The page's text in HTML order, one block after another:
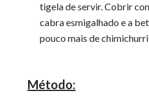
tigela de servir. Cobrir
cabra esmigalhado e a
pouco mais de
Método: